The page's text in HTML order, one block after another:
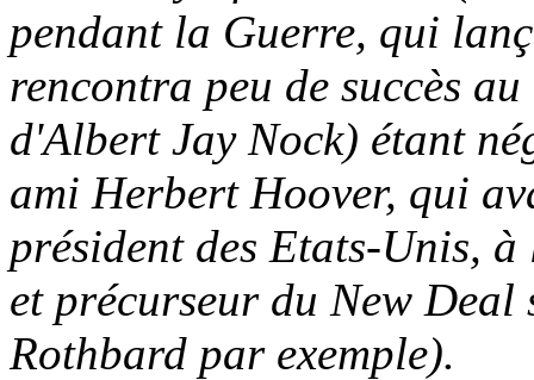
pendant la Guerre, qui
rencontra peu de succès
d'Albert Jay Nock) étant
ami Herbert Hoover, qui
président des Etats-Unis,
et précurseur du New
Rothbard par exemple).